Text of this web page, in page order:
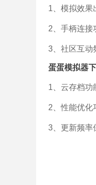
1、模拟效果
2、手柄连接
3、社区互动
蛋蛋模拟器
1、云存档功
2、性能优化
3、更新频率